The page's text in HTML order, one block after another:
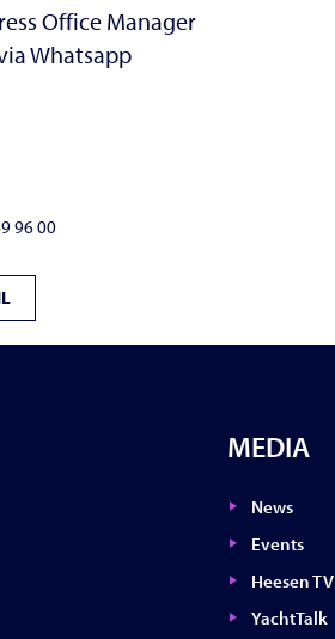
Office Manager
Whatsapp
96 00
MEDIA
News
Events
Heesen TV
YachtTalk